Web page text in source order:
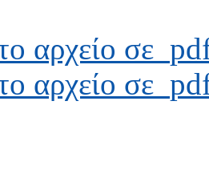
αρχείο σε
αρχείο σε